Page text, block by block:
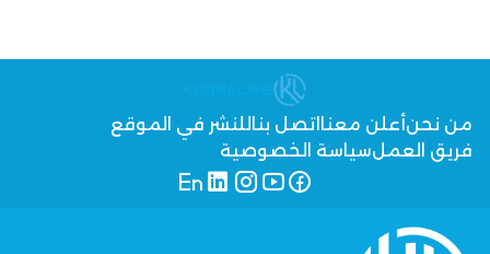
من نحنأعلن معنا اتصل بنا للنشر في الموقع
فريق العملسياسة الخصوصية